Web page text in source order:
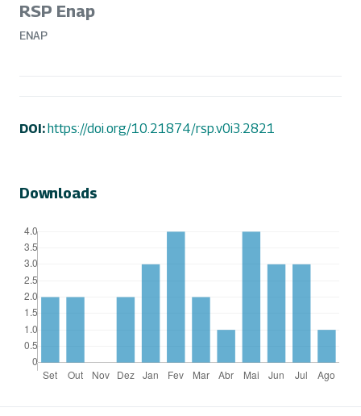
RSP Enap
ENAP
DOI:https://doi.org/10.21874/rsp.v0i3.2821
Downloads